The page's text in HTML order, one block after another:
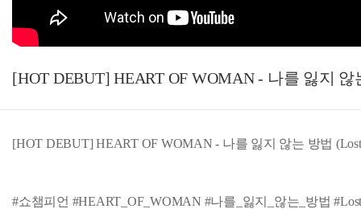
[HOT DEBUT] HEART OF WOMAN - 나를 잃지 않
[HOT DEBUT] HEART OF WOMAN - 나를 잃지 않는 방법 (Lost
#쇼챔피언 #HEART_OF_WOMAN #나를_잃지_않는_방법